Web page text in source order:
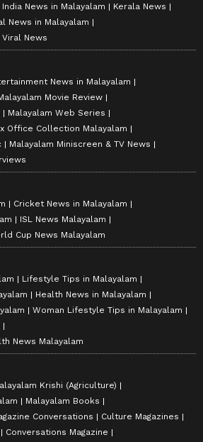
India News in Malayalam
Kerala News
News in Malayalam
Viral News
News in Malayalam
Movie Review
Malayalam Web Series
Office Collection Malayalam
Malayalam Miniscreen & TV News
Cricket News in Malayalam
ISL News Malayalam
Cup News Malayalam
Lifestyle Tips in Malayalam
Health News in Malayalam
Woman Lifestyle Tips in Malayalam
News Malayalam
Krishi (Agriculture)
Malayalam Books
Conversations
Culture Magazines
Conversations Magazine